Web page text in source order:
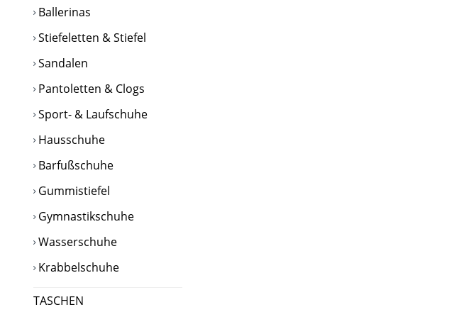
Ballerinas
Stiefeletten & Stiefel
Sandalen
Pantoletten & Clogs
Sport- & Laufschuhe
Hausschuhe
Barfußschuhe
Gummistiefel
Gymnastikschuhe
Wasserschuhe
Krabbelschuhe
TASCHEN